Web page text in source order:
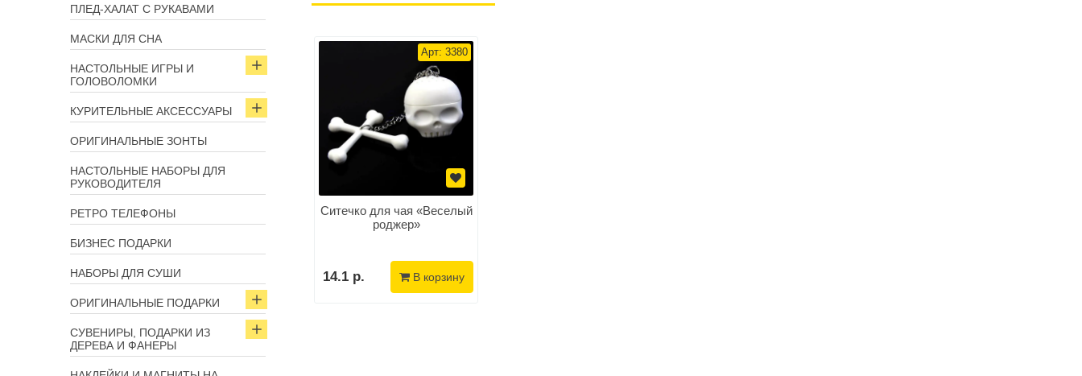
ПЛЕД-ХАЛАТ С РУКАВАМИ
МАСКИ ДЛЯ СНА
НАСТОЛЬНЫЕ ИГРЫ И
ГОЛОВОЛОМКИ
КУРИТЕЛЬНЫЕ АКСЕССУАРЫ
ОРИГИНАЛЬНЫЕ ЗОНТЫ
НАСТОЛЬНЫЕ НАБОРЫ ДЛЯ
РУКОВОДИТЕЛЯ
РЕТРО ТЕЛЕФОНЫ
БИЗНЕС ПОДАРКИ
НАБОРЫ ДЛЯ СУШИ
ОРИГИНАЛЬНЫЕ ПОДАРКИ
СУВЕНИРЫ, ПОДАРКИ ИЗ
ДЕРЕВА И ФАНЕРЫ
Арт: 3380
Ситечко для чая «Веселый
роджер»
14.1 р. В корзину